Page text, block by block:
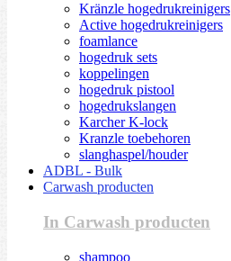
Kränzle hogedrukreinigers
Active hogedrukreinigers
foamlance
hogedruk sets
koppelingen
hogedruk pistool
hogedrukslangen
Karcher K-lock
Kranzle toebehoren
slanghaspel/houder
ADBL - Bulk
Carwash producten
In Carwash producten
shampoo